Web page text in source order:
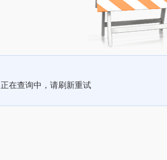
正在查询中，请刷新重试